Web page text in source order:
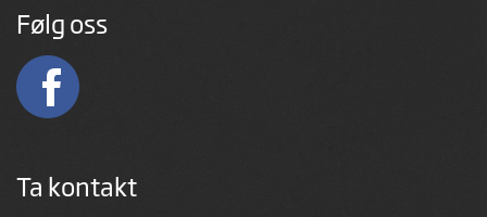
Følg oss
Ta kontakt